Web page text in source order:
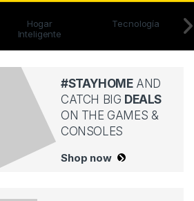
Hogar
Inteligente
Tecnología
#STAYHOMEAND
CATCH BIG DEALS
ON THE GAMES &
CONSOLES
Shop now